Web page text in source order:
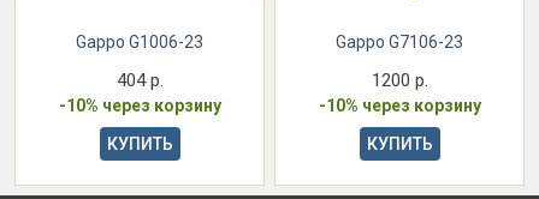
Gappo G1006-23
404 р.
-10% через корзину
КУПИТЬ
Gappo G7106-23
1200 р.
-10% через корзину
КУПИТЬ